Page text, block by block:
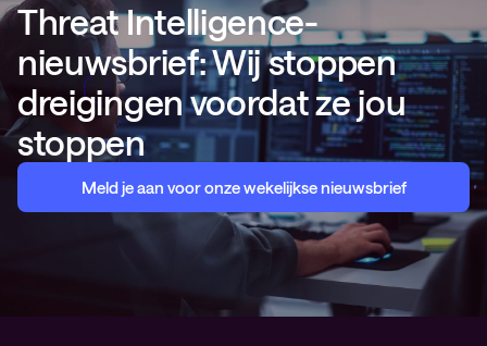
Threat Intelligence-
nieuwsbrief: Wij stoppen
dreigingen voordat ze jou
stoppen
Meld je aan voor onze wekelijkse nieuwsbrief